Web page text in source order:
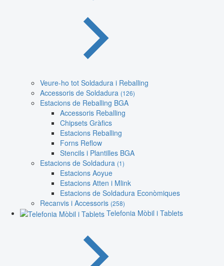
Veure-ho tot Soldadura i Reballing
Accessoris de Soldadura (126)
Estacions de Reballing BGA
Accessoris Reballing
Chipsets Gràfics
Estacions Reballing
Forns Reflow
Stencils i Plantilles BGA
Estacions de Soldadura (1)
Estacions Aoyue
Estacions Atten i Mlink
Estacions de Soldadura Econòmiques
Recanvis i Accessoris (258)
Telefonia Mòbil i Tablets